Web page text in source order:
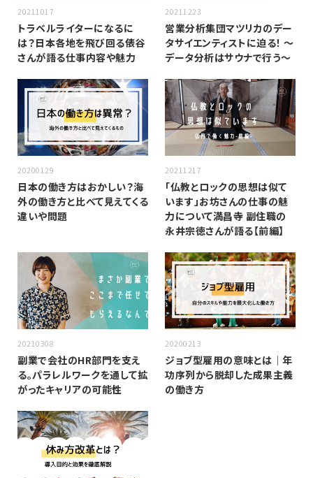
20211017
トラベルライターになるに
は？日本各地を飛び回る俵谷
さんが語る仕事内容や魅力
20211223
営業分析集団マツリカのデー
タサイエンティストに迫る！ 〜
データ分析はサウナで行う〜
20200129
日本の働き方はおかしい？海
外の働き方と比べて見えてくる
違いや問題
20211217
「仏教とロックの思想は似て
います」お坊さんの仕事の魅
力について満昌寺 副住職の
永井宗徳さんが語る【前編】
20210308
副業で会社のHR部門を支え
る。パラレルワークを通して拡
がったキャリアの可能性
20200213
ジョブ型雇用の意味とは｜年
功序列から脱却した成果主義
の働き方